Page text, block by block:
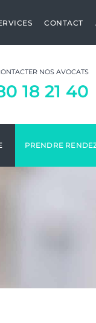
CONTACT
NOS AVOCATS
18 21 40
PRENDRE